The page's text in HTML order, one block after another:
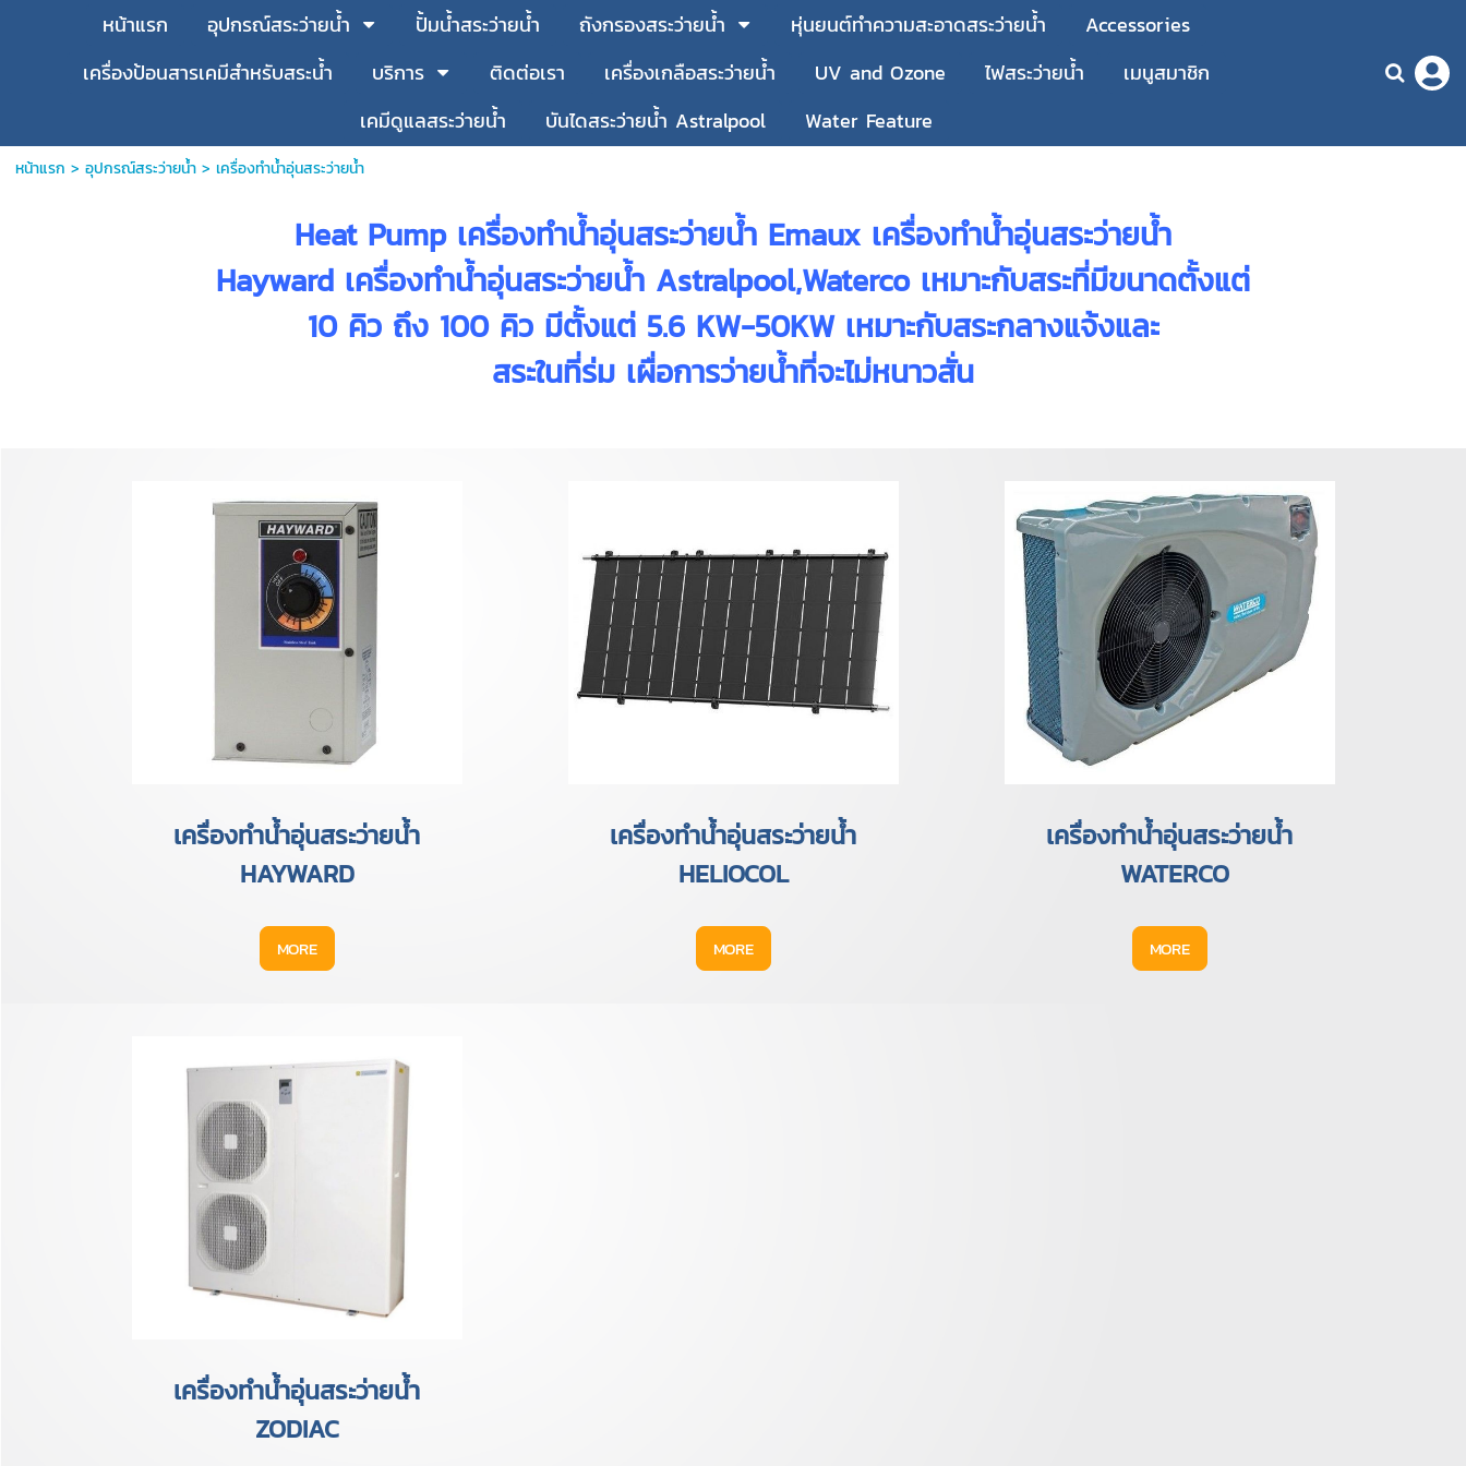
หน้าแรก อุปกรณ์สระว่ายน้ำ ปั้มน้ำสระว่ายน้ำ ถังกรองสระว่ายน้ำ หุ่นยนต์ทำความสะอาดสระว่ายน้ำ
Accessories
เครื่องป้อนสารเคมีสำหรับสระน้ำ
บริการ ติดต่อเรา เครื่องเกลือสระว่ายน้ำ UV and Ozone ไฟสระว่ายน้ำ
เมนูสมาชิก
เคมีดูแลสระว่ายน้ำ
บันไดสระว่ายน้ำ Astralpool Water Feature
หน้าแรก > อุปกรณ์สระว่ายน้ำ > เครื่องทำน้ำอุ่นสระว่ายน้ำ
Heat Pump เครื่องทำน้ำอุ่นสระว่ายน้ำ Emaux เครื่องทำน้ำอุ่นสระว่ายน้ำ
Hayward เครื่องทำน้ำอุ่นสระว่ายน้ำ Astralpool,Waterco เหมาะกับสระที่มีขนาดตั้งแต่
10 คิว ถึง 100 คิว มีตั้งแต่ 5.6 KW-50KW เหมาะกับสระกลางแจ้งและ
สระในที่ร่ม เผื่อการว่ายน้ำที่จะไม่หนาวสั่น
เครื่องทำน้ำอุ่นสระว่ายน้ำ
HAYWARD
MORE
เครื่องทำน้ำอุ่นสระว่ายน้ำ
HELIOCOL
MORE
เครื่องทำน้ำอุ่นสระว่ายน้ำ
WATERCO
MORE
เครื่องทำน้ำอุ่นสระว่ายน้ำ
ZODIAC